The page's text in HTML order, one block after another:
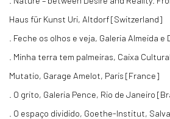
Haus für Kunst Uri, Altdorf [Switzerland]
. Feche os olhos e veja, Galeria Almeida
. Minha terra tem palmeiras, Caixa
Mutatio, Garage Amelot, Paris [France]
. O grito, Galeria Pence, Rio de Janeiro
. O espaço dividido, Goethe-Institut,